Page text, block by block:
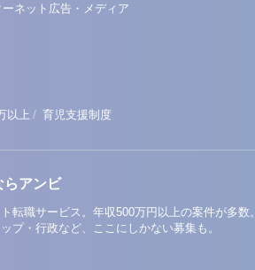
ネット広告・メディア
以上 / 育児支援制度
らアンビ
転職サービス。年収500万円以上の案件が多
プ・行政など、ここにしかない募集も。